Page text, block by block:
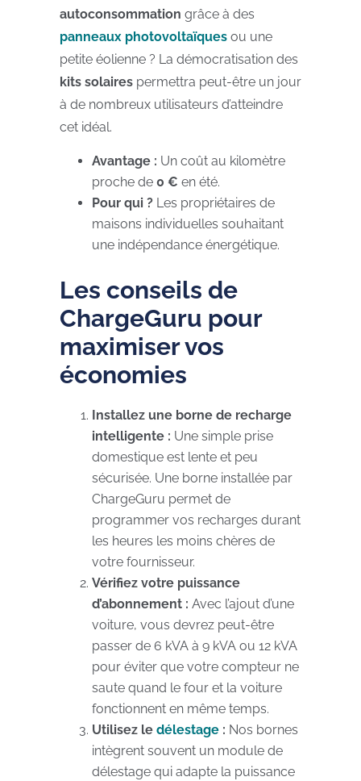
autoconsommation grâce à des
panneaux photovoltaïques ou une
petite éolienne ? La démocratisation des
kits solaires permettra peut-être un jour
à de nombreux utilisateurs d’atteindre
cet idéal.
Avantage : Un coût au kilomètre
proche de 0 € en été.
Pour qui ? Les propriétaires de
maisons individuelles souhaitant
une indépendance énergétique.
Les conseils de
ChargeGuru pour
maximiser vos
économies
Installez une borne de recharge
intelligente : Une simple prise
domestique est lente et peu
sécurisée. Une borne installée par
ChargeGuru permet de
programmer vos recharges durant
les heures les moins chères de
votre fournisseur.
Vérifiez votre puissance
d’abonnement : Avec l’ajout d’une
voiture, vous devrez peut-être
passer de 6 kVA à 9 kVA ou 12 kVA
pour éviter que votre compteur ne
saute quand le four et la voiture
fonctionnent en même temps.
Utilisez le délestage : Nos bornes
intègrent souvent un module de
délestage qui adapte la puissance